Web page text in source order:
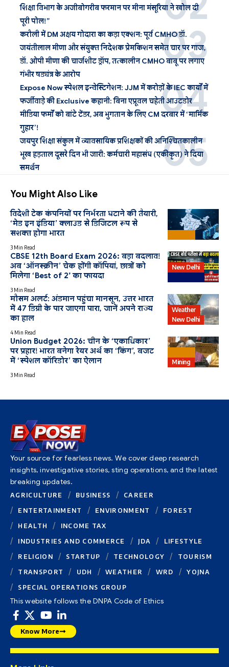
शिक्षा विभाग के अजीबोगरीब फरमान पर मीना मंसूरिया ने खोल दी
पूरी पोल!”
करौली में DM अक्षय गोदारा का कड़ा एक्शन: पूर्व CMHO डॉ.
जयंतीलाल मीणा और संयुक्त निदेशक प्रेमकिशन समेत चार पर गाज,
डॉ. ओपी मीणा की चार्जशीट ड्रॉप, तत्कालीन CMHO बाबू पर लगाए
गंभीर षड्यंत्र के आरोप
Expose Now स्पेशल इन्वेस्टिगेशन: JJM में करोड़ों के IEC कार्यों में
फर्जीवाड़े की Exclusive कहानी: बिना एप्रूवल चहेती आउटडोर
मीडिया फर्मों को बांटे टेंडर, अब भुगतान के लिए CM दरबार में ‘मार्मिक
गुहार’!
जयपुर शिक्षा संकुल में व्यावसायिक प्रशिक्षकों की अनिश्चितकालीन
भूख हड़ताल दूसरे दिन भी जारी: कर्मचारी महासंघ (एकीकृत) ने दिया
समर्थन
You Might Also Like
विदेशी टेक कंपनियों पर निर्भरता घटाने की तैयारी,
‘मेड इन इंडिया’ क्लाउड से डिजिटल रूप से
सशक्त होगा भारत
3 Min Read
New Delhi
CBSE 12th Board Exam 2026: बड़ा बदलाव!
अब ‘ऑनस्क्रीन’ चेक होंगी कॉपियां, छात्रों को
मिलेगा ‘Best of 2’ का फायदा
3 Min Read
Weather
New Delhi
मौसम अलर्ट: अंडमान पहुंचा मानसून, उत्तर भारत
में 47 डिग्री के पार जाएगा पारा, जानें अपने राज्य
का हाल
4 Min Read
Mining
Union Budget 2026: चीन के ‘एकाधिकार’
पर प्रहार! भारत बनेगा रेयर अर्थ का ‘किंग’, बजट
में ‘स्पेशल कॉरिडोर’ का ऐलान
3 Min Read
Your source for fearless news. We cover deep research
insights, investigative stories, sting operations, and the latest
breaking updates.
AGRICULTURE BUSINESS
CAREER
ENTERTAINMENT
ENVIRONMENT
FOREST
HEALTH
INCOME TAX
INDUSTRIES AND COMMERCE
JDA
LIFESTYLE
RELIGION
STARTUP TECHNOLOGY
TOURISM
TRANSPORT
UDH WEATHER WRD
YOJNA
SPECIAL OPERATIONS GROUP
This website follows the DNPA Code of Ethics
Know More